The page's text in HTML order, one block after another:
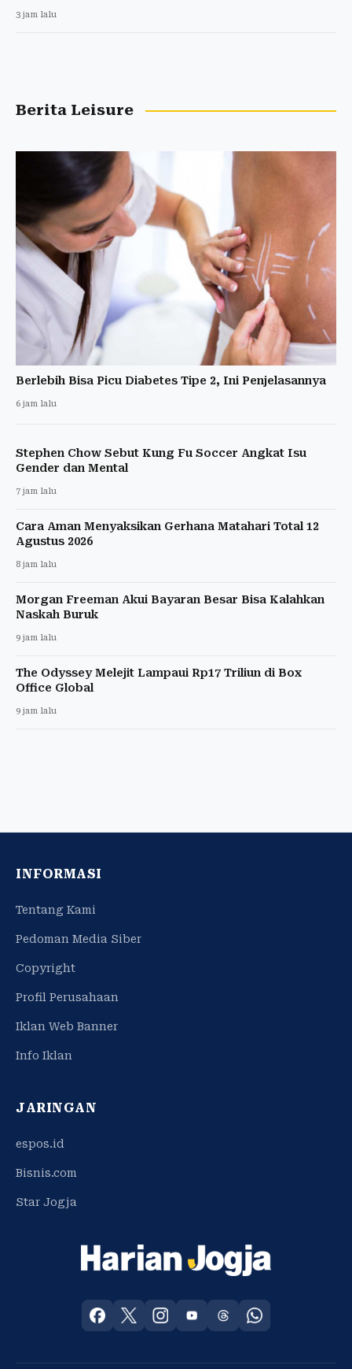
3 jam lalu
Berita Leisure
Berlebih Bisa Picu Diabetes Tipe 2, Ini Penjelasannya
6 jam lalu
Stephen Chow Sebut Kung Fu Soccer Angkat Isu
Gender dan Mental
7 jam lalu
Cara Aman Menyaksikan Gerhana Matahari Total 12
Agustus 2026
8 jam lalu
Morgan Freeman Akui Bayaran Besar Bisa Kalahkan
Naskah Buruk
9 jam lalu
The Odyssey Melejit Lampaui Rp17 Triliun di Box
Office Global
9 jam lalu
INFORMASI
Tentang Kami
Pedoman Media Siber
Copyright
Profil Perusahaan
Iklan Web Banner
Info Iklan
JARINGAN
espos.id
Bisnis.com
Star Jogja